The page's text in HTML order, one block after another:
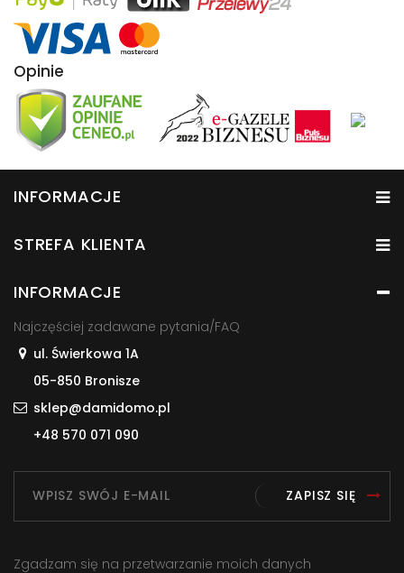
Opinie
INFORMACJE
STREFA KLIENTA
INFORMACJE
Najczęściej zadawane pytania/FAQ
ul. Świerkowa 1A
05-850 Bronisze
sklep@damidomo.pl
+48 570 071 090
ZAPISZ SIĘ
Zgadzam się na przetwarzanie moich danych